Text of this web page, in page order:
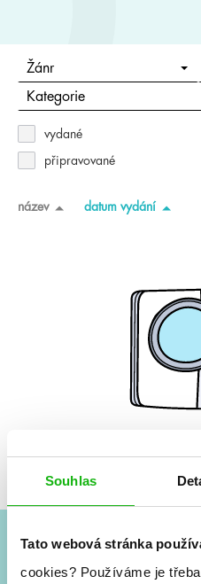
Souhlas
Tato webová stránka
cookies? Používáme je
Žánr
Kategorie
vydané
připravované
název datum vydání
Žádné